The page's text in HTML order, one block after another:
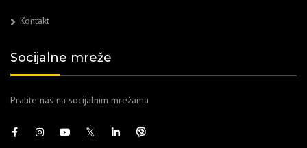
Kontakt
Socijalne mreže
Pratite nas na socijalnim mrežama